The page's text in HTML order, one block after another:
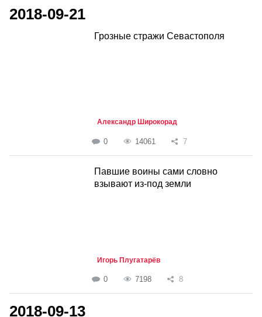
2018-09-21
Грозные стражи Севастополя
Александр Широкорад
0 14061 7
Павшие воины сами словно
взывают из-под земли
Игорь Плугатарёв
0 7198 8
2018-09-13